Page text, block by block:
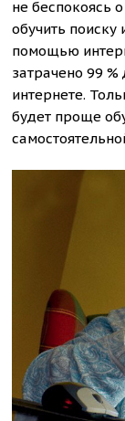
не беспокоясь
обучить
помощью
затрачено 99
интернете.
будет проще